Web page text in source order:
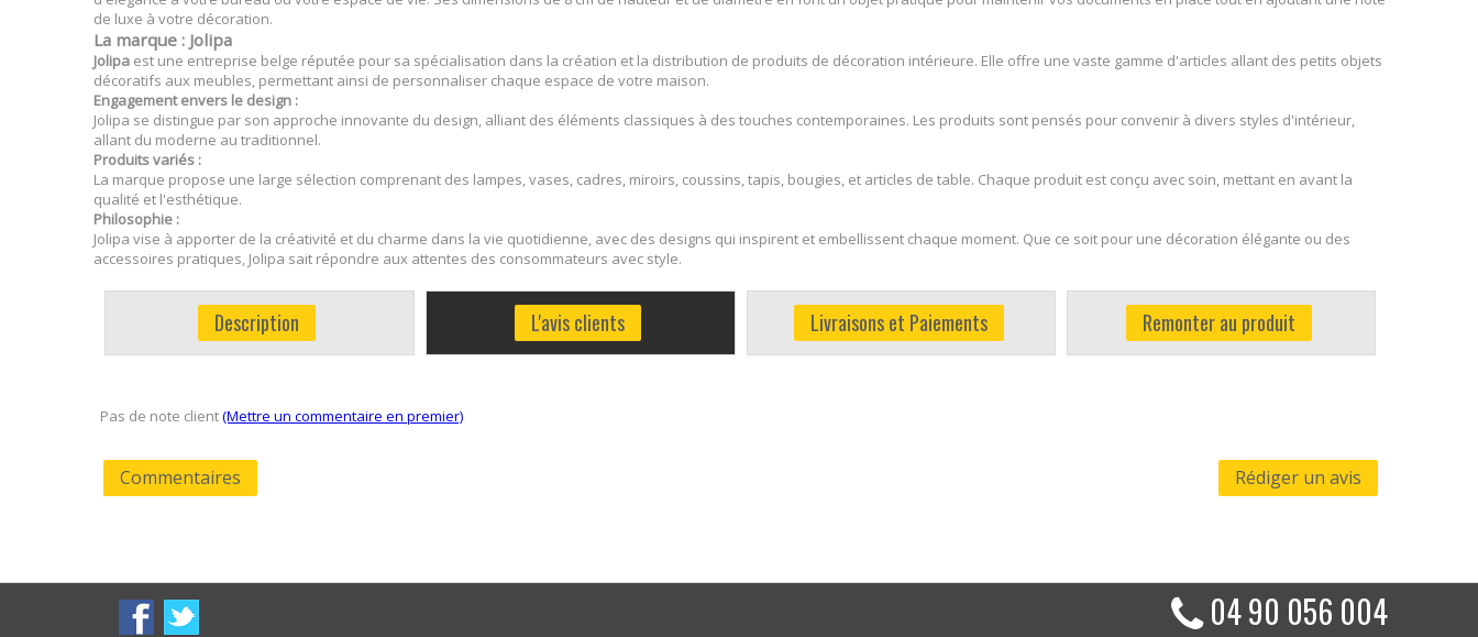
de luxe à votre décoration.
La marque : Jolipa
Jolipa est une entreprise belge réputée pour sa spécialisation dans la création et la distribution de produits de décoration intérieure. Elle offre une vaste gamme d'articles allant des petits objets
décoratifs aux meubles, permettant ainsi de personnaliser chaque espace de votre maison.
Engagement envers le design :
Jolipa se distingue par son approche innovante du design, alliant des éléments classiques à des touches contemporaines. Les produits sont pensés pour convenir à divers styles d'intérieur,
allant du moderne au traditionnel.
Produits variés :
La marque propose une large sélection comprenant des lampes, vases, cadres, miroirs, coussins, tapis, bougies, et articles de table. Chaque produit est conçu avec soin, mettant en avant la
qualité et l'esthétique.
Philosophie :
Jolipa vise à apporter de la créativité et du charme dans la vie quotidienne, avec des designs qui inspirent et embellissent chaque moment. Que ce soit pour une décoration élégante ou des
accessoires pratiques, Jolipa sait répondre aux attentes des consommateurs avec style.
Description L'avis clients Livraisons et Paiements Remonter au produit
Pas de note client(Mettre un commentaire en premier)
Commentaires Rédiger un avis
04 90 056 004